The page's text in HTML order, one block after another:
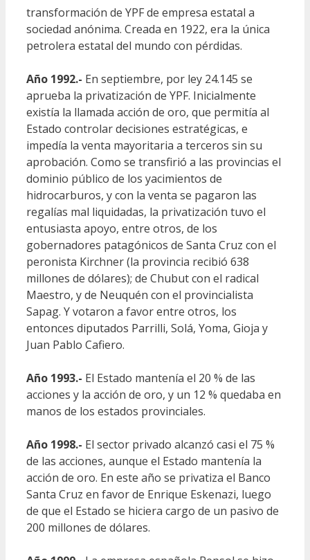
transformación de YPF de empresa estatal a
sociedad anónima. Creada en 1922, era la única
petrolera estatal del mundo con pérdidas.
Año 1992.- En septiembre, por ley 24.145 se
aprueba la privatización de YPF. Inicialmente
existía la llamada acción de oro, que permitía al
Estado controlar decisiones estratégicas, e
impedía la venta mayoritaria a terceros sin su
aprobación. Como se transfirió a las provincias el
dominio público de los yacimientos de
hidrocarburos, y con la venta se pagaron las
regalías mal liquidadas, la privatización tuvo el
entusiasta apoyo, entre otros, de los
gobernadores patagónicos de Santa Cruz con el
peronista Kirchner (la provincia recibió 638
millones de dólares); de Chubut con el radical
Maestro, y de Neuquén con el provincialista
Sapag. Y votaron a favor entre otros, los
entonces diputados Parrilli, Solá, Yoma, Gioja y
Juan Pablo Cafiero.
Año 1993.- El Estado mantenía el 20 % de las
acciones y la acción de oro, y un 12 % quedaba en
manos de los estados provinciales.
Año 1998.- El sector privado alcanzó casi el 75 %
de las acciones, ​aunque el Estado mantenía la
acción de oro. En este año se privatiza el Banco
Santa Cruz en favor de Enrique Eskenazi, luego
de que el Estado se hiciera cargo de un pasivo de
200 millones de dólares.